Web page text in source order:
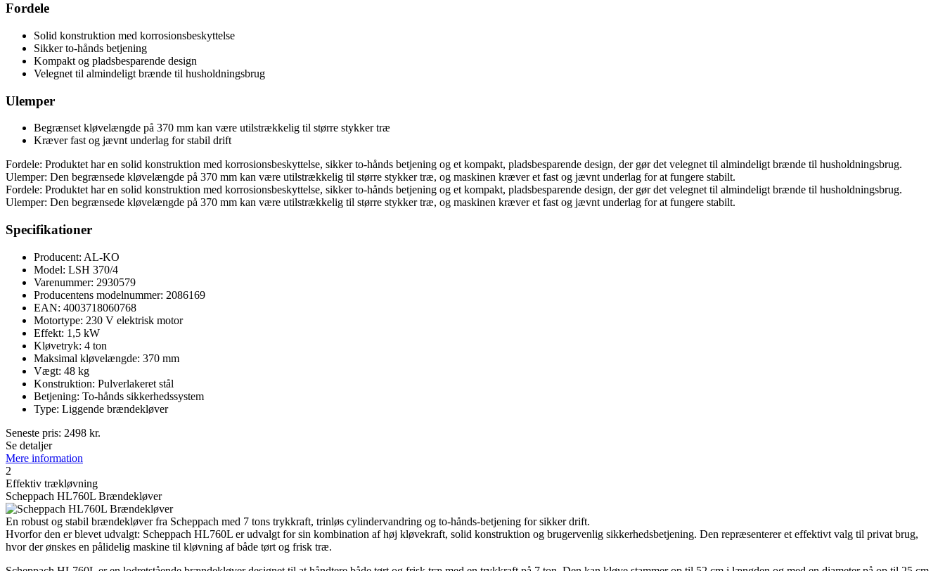
Fordele
Solid konstruktion med korrosionsbeskyttelse
Sikker to-hånds betjening
Kompakt og pladsbesparende design
Velegnet til almindeligt brænde til husholdningsbrug
Ulemper
Begrænset kløvelængde på 370 mm kan være utilstrækkelig til større stykker træ
Kræver fast og jævnt underlag for stabil drift
Fordele: Produktet har en solid konstruktion med korrosionsbeskyttelse, sikker to-hånds betjening og et kompakt, pladsbesparende design, der gør det velegnet til almindeligt brænde til husholdningsbrug.
Ulemper: Den begrænsede kløvelængde på 370 mm kan være utilstrækkelig til større stykker træ, og maskinen kræver et fast og jævnt underlag for at fungere stabilt.
Fordele: Produktet har en solid konstruktion med korrosionsbeskyttelse, sikker to-hånds betjening og et kompakt, pladsbesparende design, der gør det velegnet til almindeligt brænde til husholdningsbrug.
Ulemper: Den begrænsede kløvelængde på 370 mm kan være utilstrækkelig til større stykker træ, og maskinen kræver et fast og jævnt underlag for at fungere stabilt.
Specifikationer
Producent: AL-KO
Model: LSH 370/4
Varenummer: 2930579
Producentens modelnummer: 2086169
EAN: 4003718060768
Motortype: 230 V elektrisk motor
Effekt: 1,5 kW
Kløvetryk: 4 ton
Maksimal kløvelængde: 370 mm
Vægt: 48 kg
Konstruktion: Pulverlakeret stål
Betjening: To-hånds sikkerhedssystem
Type: Liggende brændekløver
Seneste pris: 2498 kr.
Se detaljer
Mere information
2
Effektiv trækløvning
Scheppach HL760L Brændekløver
En robust og stabil brændekløver fra Scheppach med 7 tons trykkraft, trinløs cylindervandring og to-hånds-betjening for sikker drift.
Hvorfor den er blevet udvalgt: Scheppach HL760L er udvalgt for sin kombination af høj kløvekraft, solid konstruktion og brugervenlig sikkerhedsbetjening. Den repræsenterer et effektivt valg til privat brug,
hvor der ønskes en pålidelig maskine til kløvning af både tørt og frisk træ.